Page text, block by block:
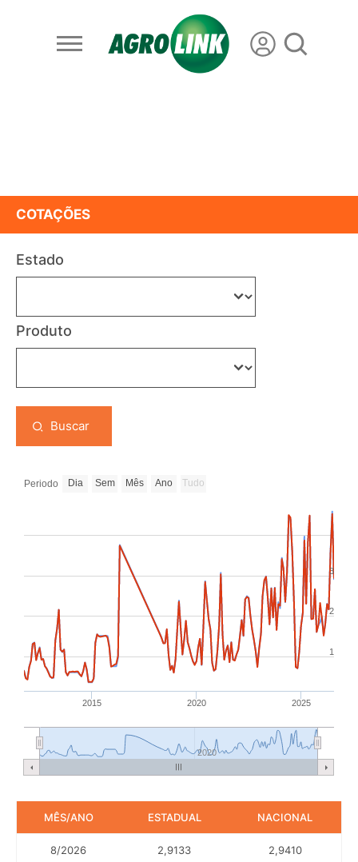
COTAÇÕES
Estado
Produto
Buscar
Periodo Dia Sem Mês Ano Tudo
2015 2020 2025
2020
1
2
3
MÊS/ANO ESTADUAL NACIONAL
8/2026 2,9133 2,9410